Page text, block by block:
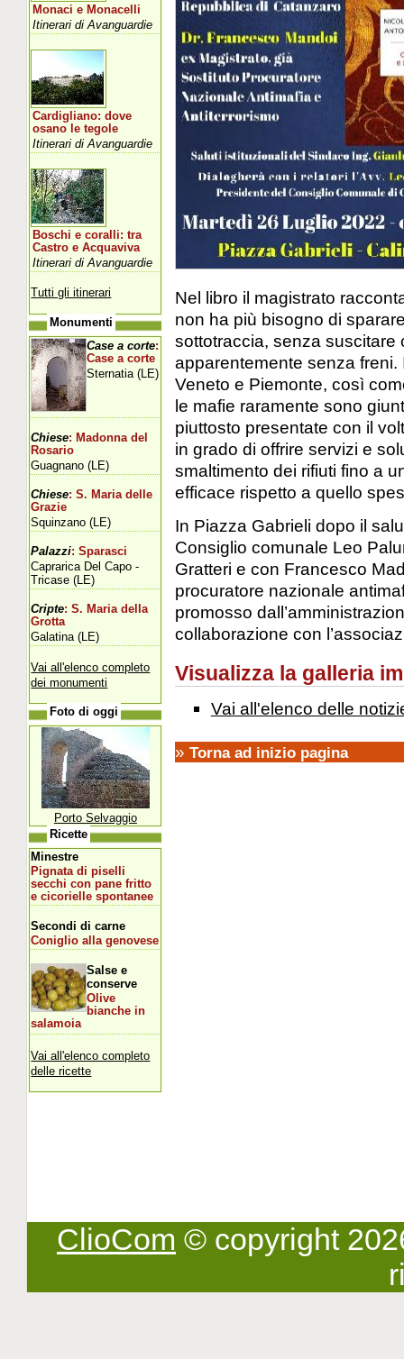
Nel libro il magistrato
non ha più bisogno di
sottotraccia, senza suscitare
apparentemente senza
Veneto e Piemonte, così
le mafie raramente sono
piuttosto presentate con il
in grado di offrire servizi e
smaltimento dei rifiuti fino a
efficace rispetto a quello
In Piazza Gabrieli dopo il
Consiglio comunale Leo
Gratteri e con Francesco
procuratore nazionale
promosso
collaborazione con
Visualizza la galleria
Vai all'elenco delle
» Torna ad inizio pagina
Monaci e Monacelli
Itinerari di Avanguardie
Cardigliano: dove
osano le tegole
Itinerari di Avanguardie
Boschi e coralli: tra
Castro e Acquaviva
Itinerari di Avanguardie
Tutti gli itinerari
Monumenti
Case a corte:
Case a corte
Sternatia (LE)
Chiese: Madonna del
Rosario
Guagnano (LE)
Chiese: S. Maria delle
Grazie
Squinzano (LE)
Palazzi: Sparasci
Caprarica Del Capo -
Tricase (LE)
Cripte: S. Maria della
Grotta
Galatina (LE)
Vai all'elenco completo
dei monumenti
Foto di oggi
Porto Selvaggio
Ricette
Minestre
Pignata di piselli
secchi con pane fritto
e cicorielle spontanee
Secondi di carne
Coniglio alla genovese
Salse e
conserve
Olive
bianche in
salamoia
Vai all'elenco completo
delle ricette
ClioCom © copyright